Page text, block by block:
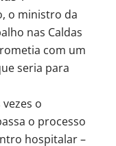
o ministro da
nas Caldas
com um
seria para
o
o processo
hospitalar –